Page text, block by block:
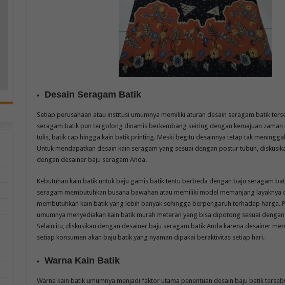
Desain Seragam Batik
Setiap perusahaan atau institusi umumnya memiliki aturan desain seragam batik
seragam batik pun tergolong dinamis berkembang seiring dengan kemajuan zaman
tulis, batik cap hingga kain batik printing. Meski begitu desainnya tetap tak
Untuk mendapatkan desain kain seragam yang sesuai dengan postur tubuh,
dengan desainer baju seragam Anda.
Kebutuhan kain batik untuk baju gamis batik tentu berbeda dengan baju seragam
seragam membutuhkan busana bawahan atau memiliki model memanjang layaknya
membutuhkan kain batik yang lebih banyak sehingga berpengaruh terhadap harga.
umumnya menyediakan kain batik murah meteran yang bisa dipotong sesuai
Selain itu, diskusikan dengan desainer baju seragam batik Anda karena desainer
setiap konsumen akan baju batik yang nyaman dipakai beraktivitas setiap hari.
Warna Kain Batik
Warna kain batik umumnya menjadi faktor utama penentuan desain baju batik